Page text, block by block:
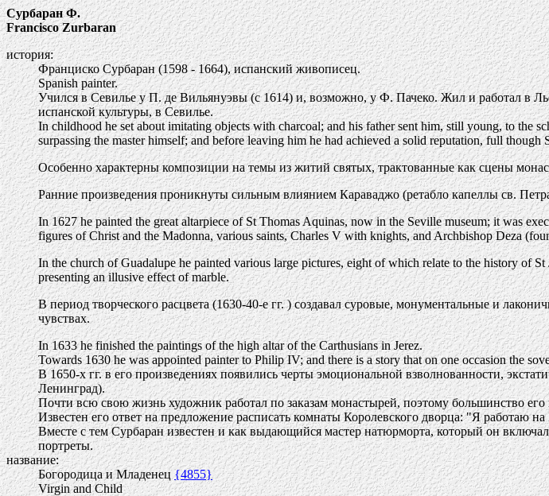
Сурбаран Ф.
Francisco Zurbaran
история:
Франциско Сурбаран (1598 - 1664), испанский живописец.
Spanish painter.
Учился в Севилье у П. де Вильянуэвы (с 1614) и, возможно, у Ф. Пачеко. Жил и работал в
испанской культуры, в Севилье.
In childhood he set about imitating objects with charcoal; and his father sent him, still young, to the
surpassing the master himself; and before leaving him he had achieved a solid reputation, full though
Особенно характерны композиции на темы из житий святых, трактованные как сцены
Ранние произведения проникнуты сильным влиянием Караваджо (ретабло капеллы св.
In 1627 he painted the great altarpiece of St Thomas Aquinas, now in the Seville museum; it was
figures of Christ and the Madonna, various saints, Charles V with knights, and Archbishop Deza
In the church of Guadalupe he painted various large pictures, eight of which relate to the history of
presenting an illusive effect of marble.
В период творческого расцвета (1630-40-е гг. ) создавал суровые, монументальные и
чувствах.
In 1633 he finished the paintings of the high altar of the Carthusians in Jerez.
Towards 1630 he was appointed painter to Philip IV; and there is a story that on one occasion the
В 1650-х гг. в его произведениях появились черты эмоциональной взволнованности,
Ленинград).
Почти всю свою жизнь художник работал по заказам монастырей, поэтому большинство
Известен его ответ на предложение расписать комнаты Королевского дворца: "Я работаю
Вместе с тем Сурбаран известен и как выдающийся мастер натюрморта, который он
портреты.
название:
Богородица и Младенец{4855}
Virgin and Child